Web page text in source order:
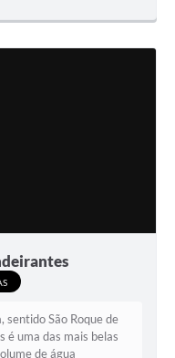
sentido São Roque de
é uma das mais belas
de água